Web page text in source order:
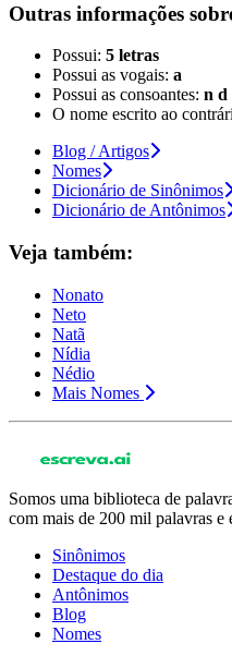
Outras informações
Possui: 5 letras
Possui as vogais: a
Possui as consoantes: n d
O nome escrito ao
Blog / Artigos
Nomes
Dicionário de Sinônimos
Dicionário de Antônimos
Veja também:
Nonato
Neto
Natã
Nídia
Nédio
Mais Nomes
Somos uma biblioteca de
com mais de 200 mil palavras e
Sinônimos
Destaque do dia
Antônimos
Blog
Nomes